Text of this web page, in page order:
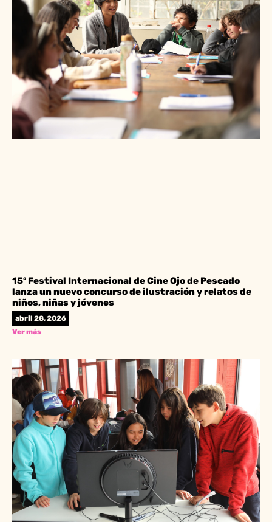
15º Festival Internacional de Cine Ojo de Pescado
lanza un nuevo concurso de ilustración y relatos de
niños, niñas y jóvenes
abril 28, 2026
Ver más